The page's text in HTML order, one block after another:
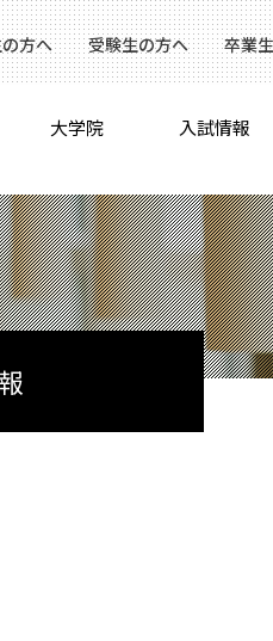
方へ 受験生の方へ 卒業
大学院 入試情報